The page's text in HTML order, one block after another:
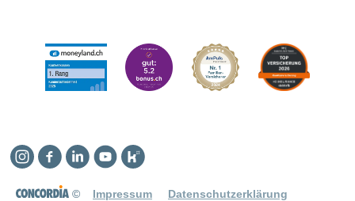
© Impressum Datenschutzerklärung
Instagram
Facebook
LinkedinYouTube
Kununu